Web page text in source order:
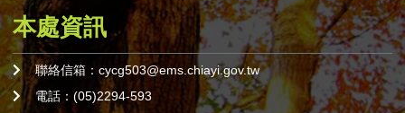
本處資訊
聯絡信箱：cycg503@ems.chiayi.gov.tw
電話：(05)2294-593